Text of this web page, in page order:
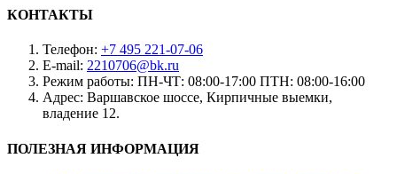
КОНТАКТЫ
Телефон: +7 495 221-07-06
E-mail: 2210706@bk.ru
Режим работы: ПН-ЧТ: 08:00-17:00 ПТН: 08:00-16:00
Адрес: Варшавское шоссе, Кирпичные выемки,
владение 12.
ПОЛЕЗНАЯ ИНФОРМАЦИЯ